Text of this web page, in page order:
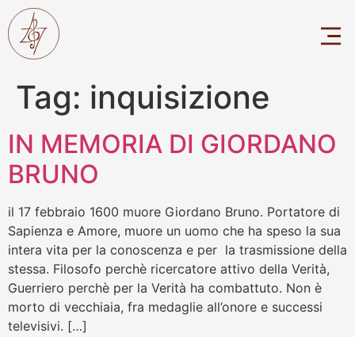
Tag: inquisizione
IN MEMORIA DI GIORDANO
BRUNO
il 17 febbraio 1600 muore Giordano Bruno. Portatore di
Sapienza e Amore, muore un uomo che ha speso la sua
intera vita per la conoscenza e per la trasmissione della
stessa. Filosofo perchè ricercatore attivo della Verità,
Guerriero perchè per la Verità ha combattuto. Non è
morto di vecchiaia, fra medaglie all’onore e successi
televisivi. […]